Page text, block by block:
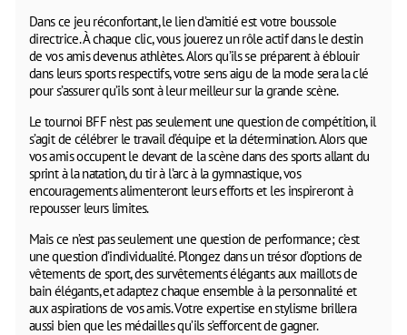
Dans ce jeu réconfortant, le lien d’amitié est votre boussole
directrice. À chaque clic, vous jouerez un rôle actif dans le destin
de vos amis devenus athlètes. Alors qu’ils se préparent à éblouir
dans leurs sports respectifs, votre sens aigu de la mode sera la clé
pour s’assurer qu’ils sont à leur meilleur sur la grande scène.
Le tournoi BFF n’est pas seulement une question de compétition, il
s’agit de célébrer le travail d’équipe et la détermination. Alors que
vos amis occupent le devant de la scène dans des sports allant du
sprint à la natation, du tir à l’arc à la gymnastique, vos
encouragements alimenteront leurs efforts et les inspireront à
repousser leurs limites.
Mais ce n’est pas seulement une question de performance; c’est
une question d’individualité. Plongez dans un trésor d’options de
vêtements de sport, des survêtements élégants aux maillots de
bain élégants, et adaptez chaque ensemble à la personnalité et
aux aspirations de vos amis. Votre expertise en stylisme brillera
aussi bien que les médailles qu’ils s’efforcent de gagner.